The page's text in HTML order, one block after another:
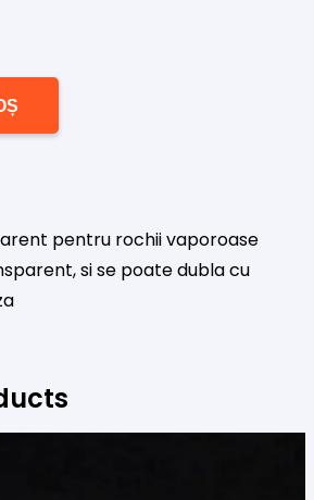
pentru rochii vaporoase
si se poate dubla cu